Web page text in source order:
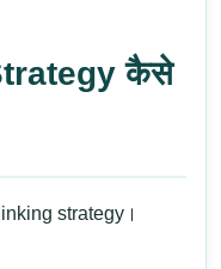
कैसे
strategy।